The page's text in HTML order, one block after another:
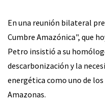
En una reunión bilateral
Cumbre Amazónica", que
Petro insistió a su
descarbonización y la
energética como uno de
Amazonas.